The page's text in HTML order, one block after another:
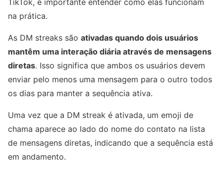
TikTok, é importante entender como elas funcionam
na prática.
As DM streaks são ativadas quando dois usuários
mantêm uma interação diária através de mensagens
diretas. Isso significa que ambos os usuários devem
enviar pelo menos uma mensagem para o outro todos
os dias para manter a sequência ativa.
Uma vez que a DM streak é ativada, um emoji de
chama aparece ao lado do nome do contato na lista
de mensagens diretas, indicando que a sequência está
em andamento.